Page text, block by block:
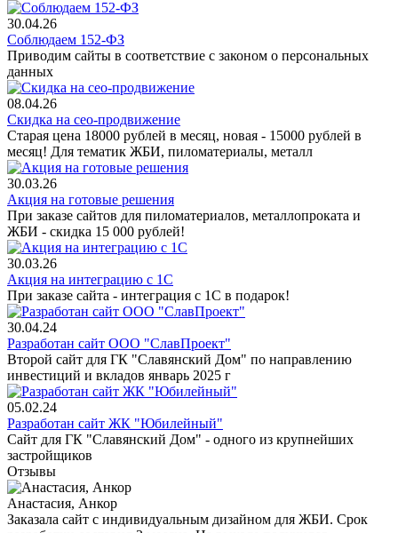
30.04.26
Соблюдаем 152-ФЗ
Приводим сайты в соответствие с законом о персональных
данных
08.04.26
Скидка на сео-продвижение
Старая цена 18000 рублей в месяц, новая - 15000 рублей в
месяц! Для тематик ЖБИ, пиломатериалы, металл
30.03.26
Акция на готовые решения
При заказе сайтов для пиломатериалов, металлопроката и
ЖБИ - скидка 15 000 рублей!
30.03.26
Акция на интеграцию с 1С
При заказе сайта - интеграция с 1С в подарок!
30.04.24
Разработан сайт ООО "СлавПроект"
Второй сайт для ГК "Славянский Дом" по направлению
инвестиций и вкладов январь 2025 г
05.02.24
Разработан сайт ЖК "Юбилейный"
Сайт для ГК "Славянский Дом" - одного из крупнейших
застройщиков
Отзывы
Анастасия, Анкор
Заказала сайт с индивидуальным дизайном для ЖБИ. Срок